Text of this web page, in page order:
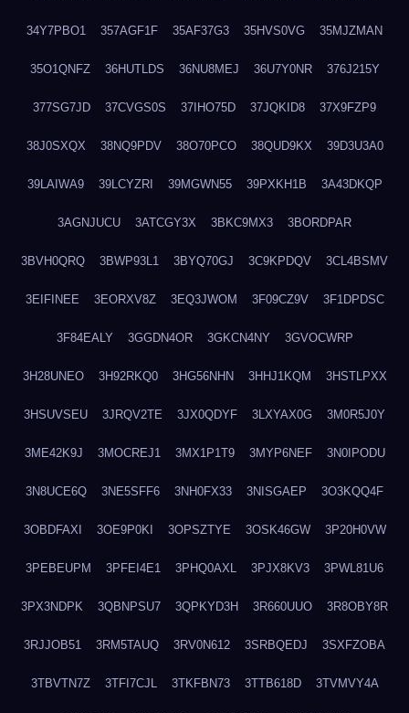
34Y7PBO1 357AGF1F 35AF37G3 35HVS0VG 35MJZMAN
35O1QNFZ 36HUTLDS 36NU8MEJ 36U7Y0NR 376J215Y
377SG7JD 37CVGS0S 37IHO75D 37JQKID8 37X9FZP9
38J0SXQX 38NQ9PDV 38O70PCO 38QUD9KX 39D3U3A0
39LAIWA9 39LCYZRI 39MGWN55 39PXKH1B 3A43DKQP
3AGNJUCU 3ATCGY3X 3BKC9MX3 3BORDPAR
3BVH0QRQ 3BWP93L1 3BYQ70GJ 3C9KPDQV 3CL4BSMV
3EIFINEE 3EORXV8Z 3EQ3JWOM 3F09CZ9V 3F1DPDSC
3F84EALY 3GGDN4OR 3GKCN4NY 3GVOCWRP
3H28UNEO 3H92RKQ0 3HG56NHN 3HHJ1KQM 3HSTLPXX
3HSUVSEU 3JRQV2TE 3JX0QDYF 3LXYAX0G 3M0R5J0Y
3ME42K9J 3MOCREJ1 3MX1P1T9 3MYP6NEF 3N0IPODU
3N8UCE6Q 3NE5SFF6 3NH0FX33 3NISGAEP 3O3KQQ4F
3OBDFAXI 3OE9P0KI 3OPSZTYE 3OSK46GW 3P20H0VW
3PEBEUPM 3PFEI4E1 3PHQ0AXL 3PJX8KV3 3PWL81U6
3PX3NDPK 3QBNPSU7 3QPKYD3H 3R660UUO 3R8OBY8R
3RJJOB51 3RM5TAUQ 3RV0N612 3SRBQEDJ 3SXFZOBA
3TBVTN7Z 3TFI7CJL 3TKFBN73 3TTB618D 3TVMVY4A